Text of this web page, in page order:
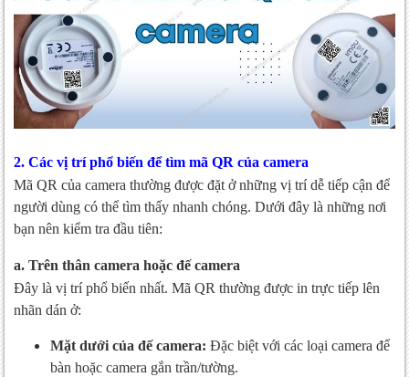
2. Các vị trí phổ biến để tìm mã QR của camera
Mã QR của camera thường được đặt ở những vị trí dễ tiếp cận để
người dùng có thể tìm thấy nhanh chóng. Dưới đây là những nơi
bạn nên kiểm tra đầu tiên:
a. Trên thân camera hoặc đế camera
Đây là vị trí phổ biến nhất. Mã QR thường được in trực tiếp lên
nhãn dán ở:
Mặt dưới của đế camera: Đặc biệt với các loại camera để
bàn hoặc camera gắn trần/tường.